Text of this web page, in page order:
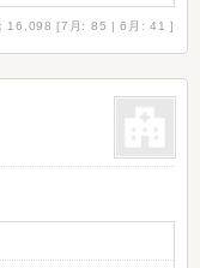
: 16,098 [7月: 85 | 6月: 41 ]